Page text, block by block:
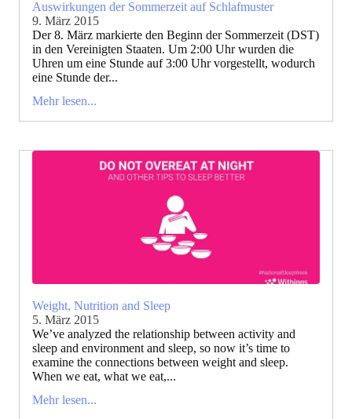
Auswirkungen der Sommerzeit auf Schlafmuster
9. März 2015
Der 8. März markierte den Beginn der Sommerzeit (DST)
in den Vereinigten Staaten. Um 2:00 Uhr wurden die
Uhren um eine Stunde auf 3:00 Uhr vorgestellt, wodurch
eine Stunde der...
Mehr lesen...
Weight, Nutrition and Sleep
5. März 2015
We’ve analyzed the relationship between activity and
sleep and environment and sleep, so now it’s time to
examine the connections between weight and sleep.
When we eat, what we eat,...
Mehr lesen...